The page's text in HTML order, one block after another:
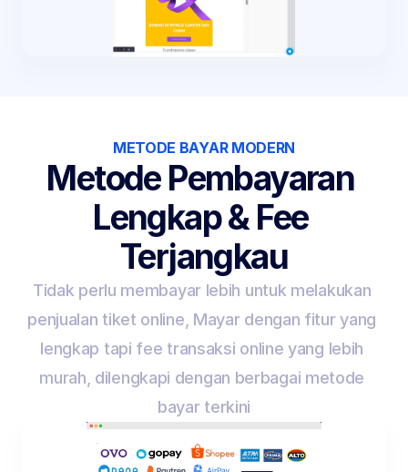
METODE BAYAR MODERN
Metode Pembayaran
Lengkap & Fee
Terjangkau
Tidak perlu membayar lebih untuk melakukan
penjualan tiket online, Mayar dengan fitur yang
lengkap tapi fee transaksi online yang lebih
murah, dilengkapi dengan berbagai metode
bayar terkini